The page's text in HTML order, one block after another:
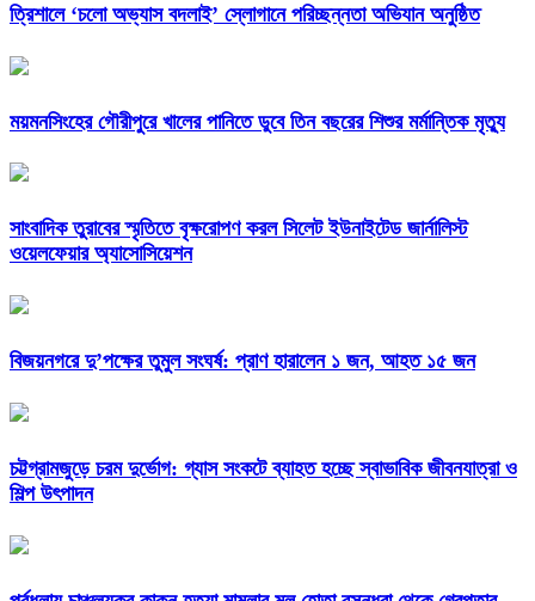
‎ত্রিশালে ‘চলো অভ্যাস বদলাই’ স্লোগানে পরিচ্ছন্নতা অভিযান অনুষ্ঠিত
ময়মনসিংহের গৌরীপুরে খালের পানিতে ডুবে তিন বছরের শিশুর মর্মান্তিক মৃত্যু
সাংবাদিক তুরাবের স্মৃতিতে বৃক্ষরোপণ করল সিলেট ইউনাইটেড জার্নালিস্ট
ওয়েলফেয়ার অ্যাসোসিয়েশন
বিজয়নগরে দু’পক্ষের তুমুল সংঘর্ষ: প্রাণ হারালেন ১ জন, আহত ১৫ জন
চট্টগ্রামজুড়ে চরম দুর্ভোগ: গ্যাস সংকটে ব্যাহত হচ্ছে স্বাভাবিক জীবনযাত্রা ও
শিল্প উৎপাদন